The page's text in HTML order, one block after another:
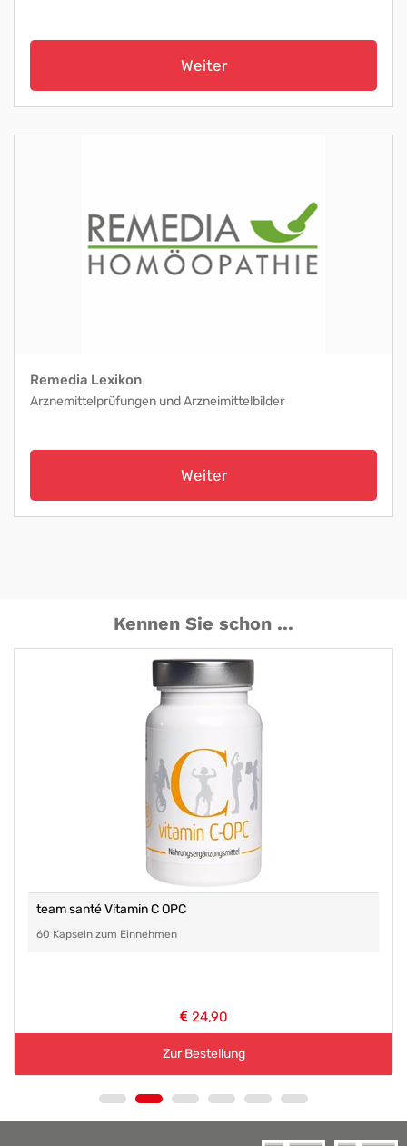
Weiter
Remedia Lexikon
Arznemittelprüfungen und Arzneimittelbilder
Weiter
Kennen Sie schon ...
team santé Vitamin C OPC
60 Kapseln zum Einnehmen
24,90
Zur Bestellung